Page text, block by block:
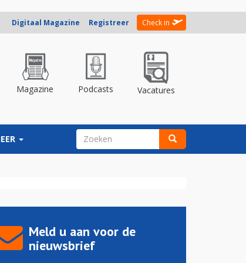
Digitaal Magazine Registreer Check in
Magazine Podcasts Vacatures
ZOEKVELD
Meld u aan voor de
nieuwsbrief